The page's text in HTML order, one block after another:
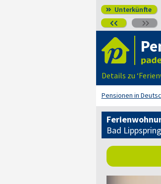
 Unterkünfte
 
Details zu
Pensionen in
Bad